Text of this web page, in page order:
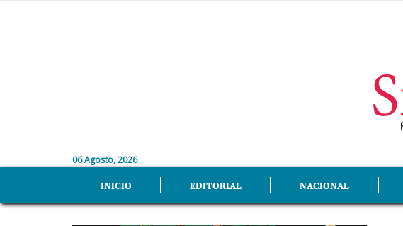
06 Agosto, 2026
INICIO EDITORIAL NACIONAL